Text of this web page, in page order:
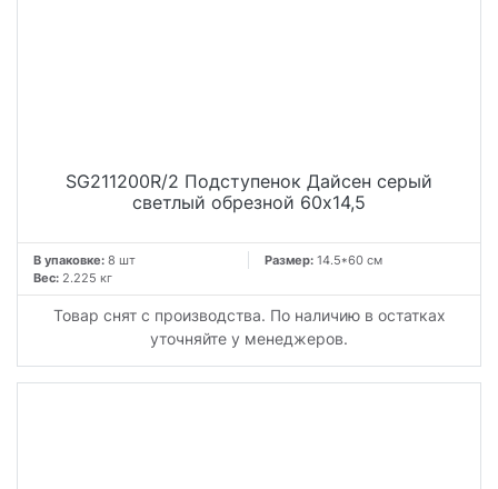
SG211200R/2 Подступенок Дайсен серый
светлый обрезной 60x14,5
В упаковке: 8 шт Размер: 14.5*60 см
Вес: 2.225 кг
Товар снят с производства. По наличию в остатках
уточняйте у менеджеров.